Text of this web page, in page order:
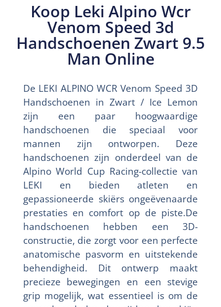
Koop Leki Alpino Wcr
Venom Speed 3d
Handschoenen Zwart 9.5
Man Online
De LEKI ALPINO WCR Venom Speed 3D
Handschoenen in Zwart / Ice Lemon
zijn een paar hoogwaardige
handschoenen die speciaal voor
mannen zijn ontworpen. Deze
handschoenen zijn onderdeel van de
Alpino World Cup Racing-collectie van
LEKI en bieden atleten en
gepassioneerde skiërs ongeëvenaarde
prestaties en comfort op de piste.De
handschoenen hebben een 3D-
constructie, die zorgt voor een perfecte
anatomische pasvorm en uitstekende
behendigheid. Dit ontwerp maakt
precieze bewegingen en een stevige
grip mogelijk, wat essentieel is om de